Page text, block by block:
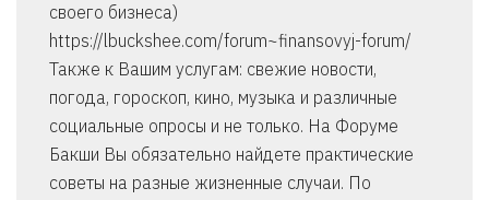
своего бизнеса)
https://lbuckshee.com/forum~finansovyj-forum/
Также к Вашим услугам: свежие новости,
погода, гороскоп, кино, музыка и различные
социальные опросы и не только. На Форуме
Бакши Вы обязательно найдете практические
советы на разные жизненные случаи. По